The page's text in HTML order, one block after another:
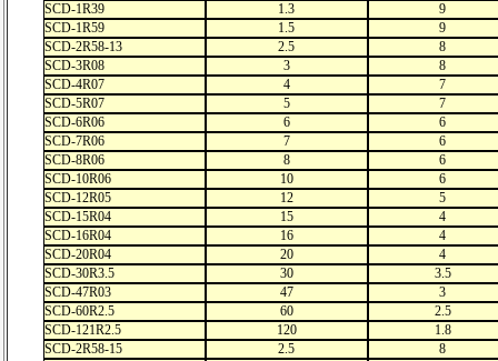
SCD-1R39
1.3
9
SCD-1R59
1.5
9
SCD-2R58-13
2.5
8
SCD-3R08
3
8
SCD-4R07
4
7
SCD-5R07
5
7
SCD-6R06
6
6
SCD-7R06
7
6
SCD-8R06
8
6
SCD-10R06
10
6
SCD-12R05
12
5
SCD-15R04
15
4
SCD-16R04
16
4
SCD-20R04
20
4
SCD-30R3.5
30
3.5
SCD-47R03
47
3
SCD-60R2.5
60
2.5
SCD-121R2.5
120
1.8
SCD-2R58-15
2.5
8